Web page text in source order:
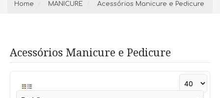
Home MANICURE Acessórios Manicure e Pedicure
Acessórios Manicure e Pedicure